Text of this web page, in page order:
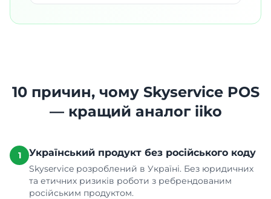
10 причин, чому Skyservice POS
— кращий аналог iiko
1 Український продукт без російського коду
Skyservice розроблений в Україні. Без юридичних
та етичних ризиків роботи з ребрендованим
російським продуктом.